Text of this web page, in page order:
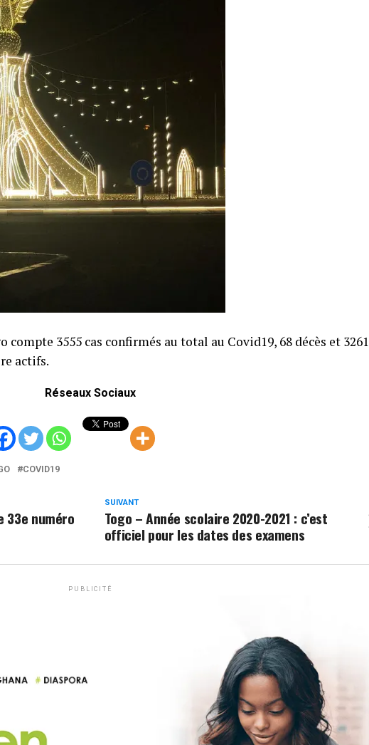
compte 3555 cas confirmés au total au Covid19, 68 décès et 3261
actifs.
Réseaux Sociaux
COVID19
SUIVANT
Togo – Année scolaire 2020-2021 : c’est
officiel pour les dates des examens
33e numéro
PUBLICITÉ